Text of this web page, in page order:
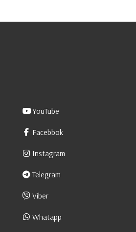
YouTube
Facebbok
Instagram
Telegram
Viber
Whatapp